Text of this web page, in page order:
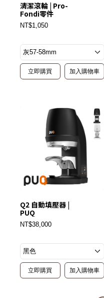
清潔滾輪 | Pro-
Fondi零件
NT$1,050
立即購買 加入購物車
Q2 自動填壓器 |
PUQ
NT$38,000
立即購買 加入購物車